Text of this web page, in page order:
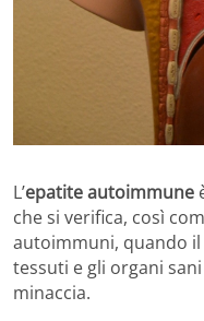
L’epatite autoimmune
che si verifica, così
autoimmuni, quando il
tessuti e gli organi
minaccia.